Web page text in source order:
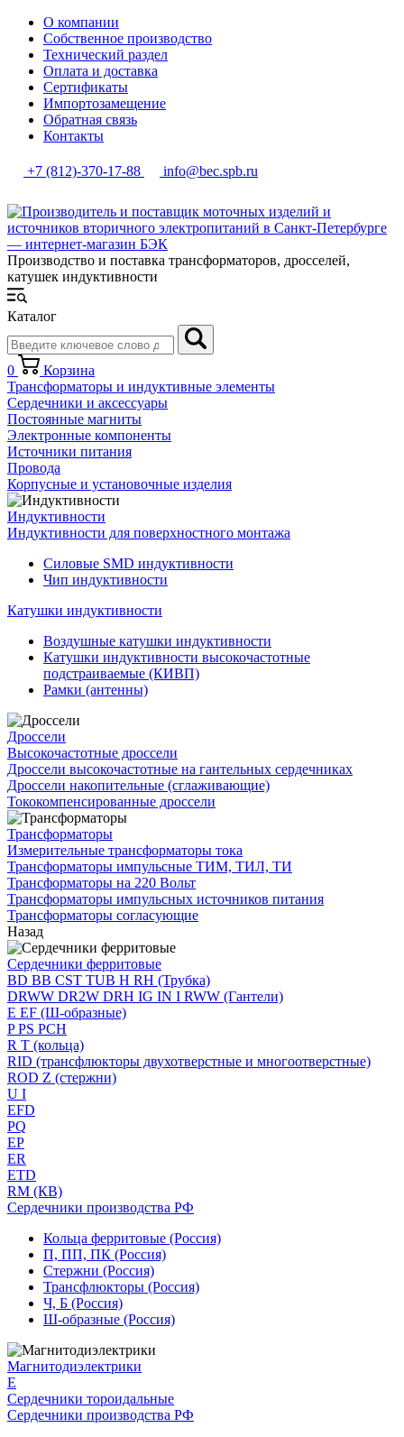
О компании
Собственное производство
Технический раздел
Оплата и доставка
Сертификаты
Импортозамещение
Обратная связь
Контакты
+7 (812)-370-17-88 info@bec.spb.ru
Производство и поставка трансформаторов, дросселей,
катушек индуктивности
Каталог
0
Корзина
Трансформаторы и индуктивные элементы
Сердечники и аксессуары
Постоянные магниты
Электронные компоненты
Источники питания
Провода
Корпусные и установочные изделия
Индуктивности
Индуктивности для поверхностного монтажа
Силовые SMD индуктивности
Чип индуктивности
Катушки индуктивности
Воздушные катушки индуктивности
Катушки индуктивности высокочастотные
подстраиваемые (КИВП)
Рамки (антенны)
Дроссели
Высокочастотные дроссели
Дроссели высокочастотные на гантельных сердечниках
Дроссели накопительные (сглаживающие)
Тококомпенсированные дроссели
Трансформаторы
Измерительные трансформаторы тока
Трансформаторы импульсные ТИМ, ТИЛ, ТИ
Трансформаторы на 220 Вольт
Трансформаторы импульсных источников питания
Трансформаторы согласующие
Назад
Сердечники ферритовые
BD BB CST TUB H RH (Трубка)
DRWW DR2W DRH IG IN I RWW (Гантели)
E EF (Ш-образные)
P PS PCH
R T (кольца)
RID (трансфлюкторы двухотверстные и многоотверстные)
ROD Z (стержни)
U I
EFD
PQ
EP
ER
ETD
RM (КВ)
Сердечники производства РФ
Кольца ферритовые (Россия)
П, ПП, ПК (Россия)
Стержни (Россия)
Трансфлюкторы (Россия)
Ч, Б (Россия)
Ш-образные (Россия)
Магнитодиэлектрики
E
Сердечники тороидальные
Сердечники производства РФ